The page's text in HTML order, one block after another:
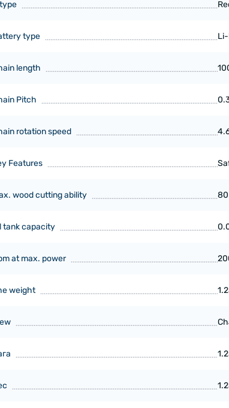
type
length
Pitch
rotation speed
Features
wood cutting ability 80
tank capacity
at max. power
weight